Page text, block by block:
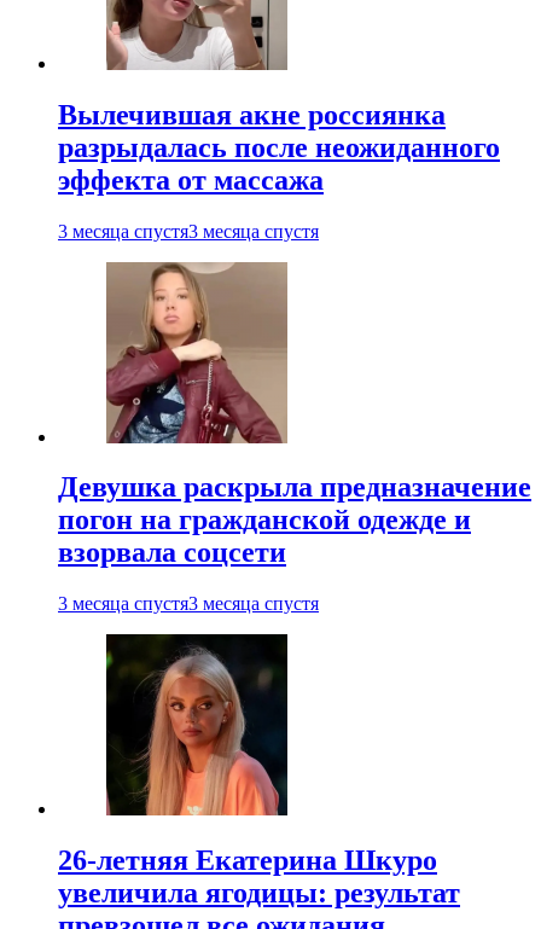
Вылечившая акне россиянка
разрыдалась после неожиданного
эффекта от массажа
3 месяца спустя3 месяца спустя
Девушка раскрыла предназначение
погон на гражданской одежде и
взорвала соцсети
3 месяца спустя3 месяца спустя
26-летняя Екатерина Шкуро
увеличила ягодицы: результат